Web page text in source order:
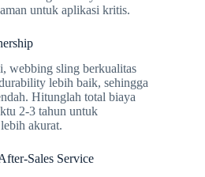
untuk aplikasi kritis.
webbing sling berkualitas
lebih baik, sehingga
Hitunglah total biaya
2-3 tahun untuk
akurat.
Sales Service